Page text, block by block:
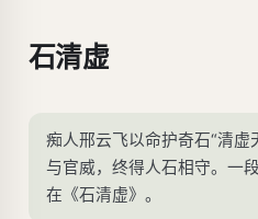
石清虚
痴人邢云飞以命护奇石“清虚
与官威，终得人石相守。一
在《石清虚》。